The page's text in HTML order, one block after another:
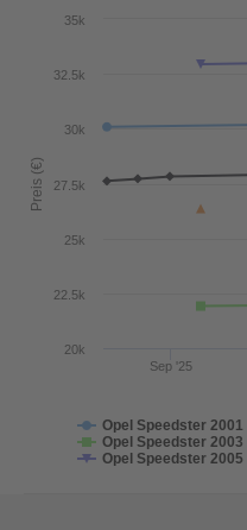
Preis (€)
Opel Speedster 2001
Opel Speedster 2003
Opel Speedster 2005
Sep '25
30k
20k
22.5k
25k
27.5k
32.5k
35k